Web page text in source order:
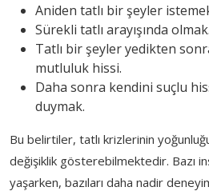
Aniden tatlı bir şeyler
Sürekli tatlı arayışında olmak.
Tatlı bir şeyler yedikten
mutluluk hissi.
Daha sonra kendini suçlu
duymak.
Bu belirtiler, tatlı krizlerinin
değişiklik gösterebilmektedir. Bazı
yaşarken, bazıları daha nadir